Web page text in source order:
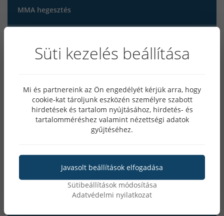
MMA hegesztés
Hegesztés Mesterfokon
Süti kezelés beállítása
Mi és partnereink az Ön engedélyét kérjük arra, hogy
cookie-kat tároljunk eszközén személyre szabott
hirdetések és tartalom nyújtásához, hirdetés- és
tartalomméréshez valamint nézettségi adatok
gyűjtéséhez.
Javasolt beállítások elfogadása
Sütibeállítások módosítása
Adatvédelmi nyilatkozat